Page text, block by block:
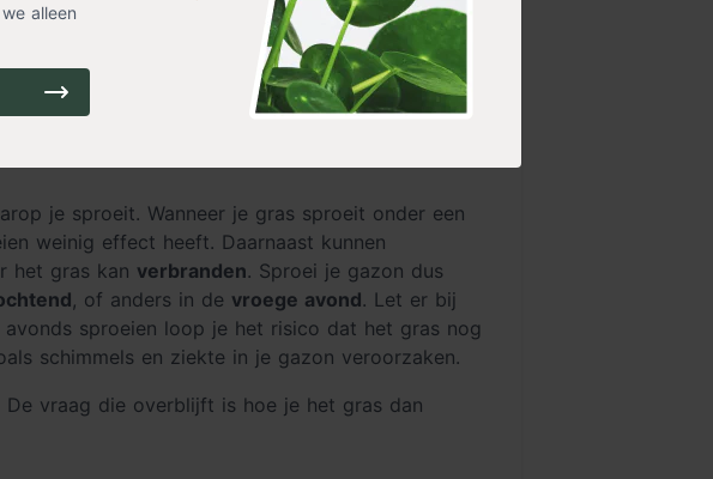
alleen
je moet sproeien, is het goed om te weten
je sproeit. Wanneer je gras sproeit onder een
weinig effect heeft. Daarnaast kunnen
het gras kan verbranden. Sproei je gazon dus
, of anders in de vroege avond. Let er bij
sproeien loop je het risico dat het gras nog
schimmels en ziekte in je gazon veroorzaken.
vraag die overblijft is hoe je het gras dan